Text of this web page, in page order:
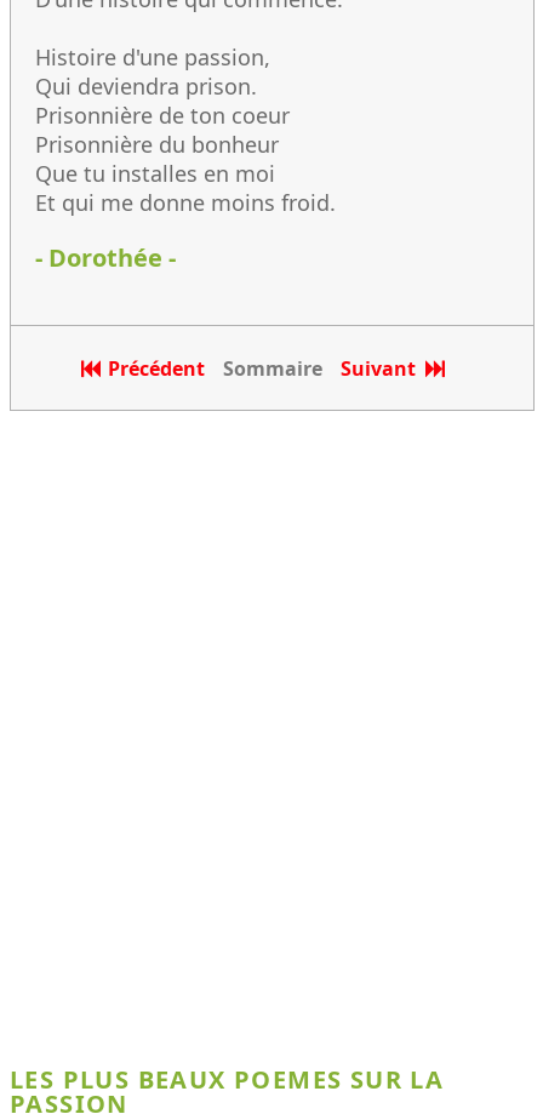
Histoire d'une passion,
Qui deviendra prison.
Prisonnière de ton coeur
Prisonnière du bonheur
Que tu installes en moi
Et qui me donne moins froid.
- Dorothée -
Précédent Sommaire Suivant
LES PLUS BEAUX POEMES SUR LA
PASSION